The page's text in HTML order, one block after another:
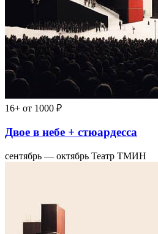
16+ от 1000 ₽
Двое в небе + стюардесса
сентябрь — октябрь Театр ТМИН